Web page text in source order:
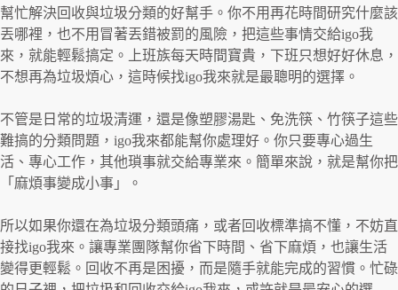
幫忙解決回收與垃圾分類的好幫手。你不用再花時間研究什麼該
丟哪裡，也不用冒著丟錯被罰的風險，把這些事情交給igo我
來，就能輕鬆搞定。上班族每天時間寶貴，下班只想好好休息，
不想再為垃圾煩心，這時候找igo我來就是最聰明的選擇。
不管是日常的垃圾清運，還是像塑膠湯匙、免洗筷、竹筷子這些
難搞的分類問題，igo我來都能幫你處理好。你只要專心過生
活、專心工作，其他瑣事就交給專業來。簡單來說，就是幫你把
「麻煩事變成小事」。
所以如果你還在為垃圾分類頭痛，或者回收標準搞不懂，不妨直
接找igo我來。讓專業團隊幫你省下時間、省下麻煩，也讓生活
變得更輕鬆。回收不再是困擾，而是隨手就能完成的習慣。忙碌